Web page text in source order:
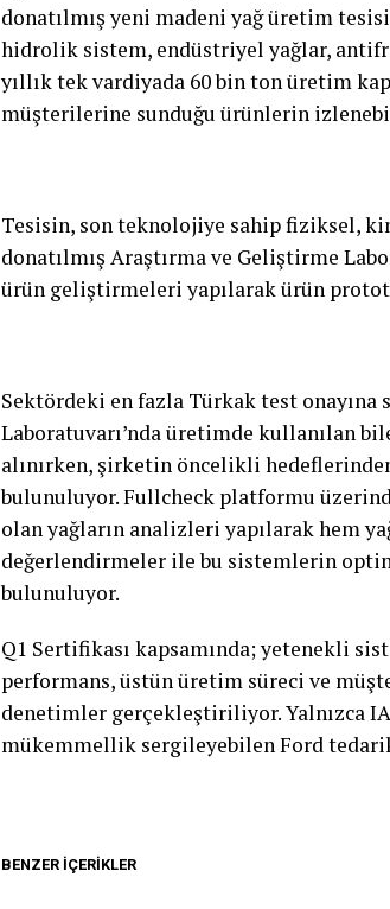
donatılmış yeni madeni yağ üretim
hidrolik sistem, endüstriyel yağlar,
yıllık tek vardiyada 60 bin ton üretim
müşterilerine sunduğu ürünlerin
Tesisin, son teknolojiye sahip fiziksel,
donatılmış Araştırma ve Geliştirme
ürün geliştirmeleri yapılarak ürün
Sektördeki en fazla Türkak test onayına
Laboratuvarı’nda üretimde kullanılan
alınırken, şirketin öncelikli
bulunuluyor. Fullcheck platformu
olan yağların analizleri yapılarak hem
değerlendirmeler ile bu sistemlerin
bulunuluyor.
Q1 Sertifikası kapsamında; yetenekli
performans, üstün üretim süreci ve
denetimler gerçekleştiriliyor. Yalnızca
mükemmellik sergileyebilen Ford
BENZER İÇERIKLER